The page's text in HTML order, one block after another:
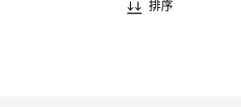
排序